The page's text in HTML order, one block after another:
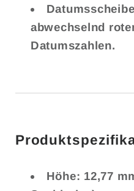
abwechselnd
Datumszahlen.
Höhe: 12,77